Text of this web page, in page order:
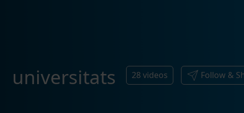
universitats 28 videos Follow &